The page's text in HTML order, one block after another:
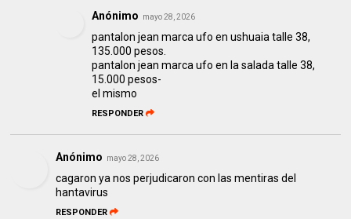
Anónimo mayo 28, 2026
pantalon jean marca ufo en ushuaia talle 38,
135.000 pesos.
pantalon jean marca ufo en la salada talle 38,
15.000 pesos-
el mismo
RESPONDER
Anónimo mayo 28, 2026
cagaron ya nos perjudicaron con las mentiras del
hantavirus
RESPONDER